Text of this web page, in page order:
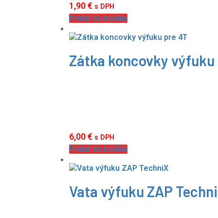
1,90€ s DPH
Pridať do košíka
Zátka koncovky výfuku
6,00€ s DPH
Pridať do košíka
Vata výfuku ZAP